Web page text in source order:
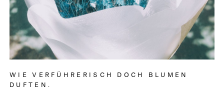
WIE VERFÜHRERISCH DOCH BLUMEN
DUFTEN.